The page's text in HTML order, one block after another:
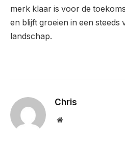
merk klaar is voor de
en blijft groeien in een steeds
landschap.
Chris
Website